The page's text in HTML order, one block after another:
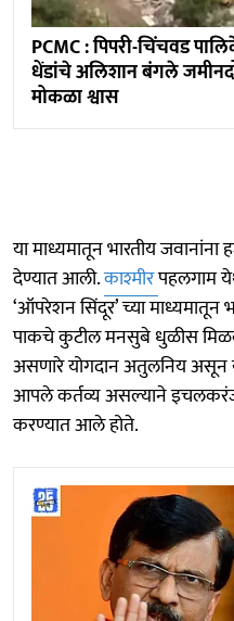
PCMC : पिपरी-चिंचवड
धेंडांचे अलिशान बंगले
मोकळा श्वास
या माध्यमातून भारतीय
देण्यात आली.काश्मीरपहलगाम
‘ऑपरेशन सिंदूर’ च्या
पाकचे कुटील मनसुबे धुळीस
असणारे योगदान अतुलनिय असून
आपले कर्तव्य असल्याने
करण्यात आले होते.